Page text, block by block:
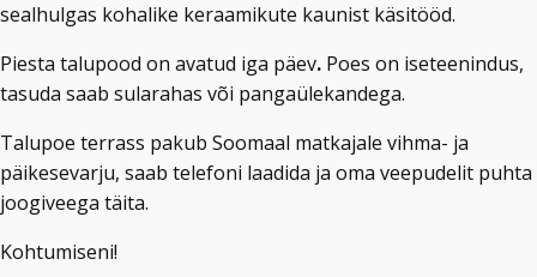
sealhulgas kohalike keraamikute kaunist käsitööd.
Piesta talupood on avatud iga päev. Poes on iseteenindus,
tasuda saab sularahas või pangaülekandega.
Talupoe terrass pakub Soomaal matkajale vihma- ja
päikesevarju, saab telefoni laadida ja oma veepudelit puhta
joogiveega täita.
Kohtumiseni!